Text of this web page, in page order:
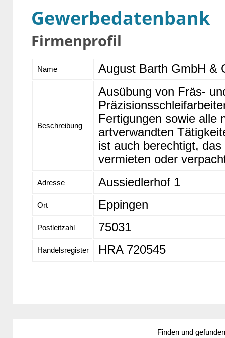
Gewerbedatenbank
Firmenprofil
Name August Barth GmbH &
Beschreibung
Ausübung von Fräs-
Fertigungen sowie alle
artverwandten
ist auch berechtigt,
vermieten oder
Adresse Aussiedlerhof 1
Ort Eppingen
Postleitzahl 75031
Handelsregister HRA 720545
Finden und